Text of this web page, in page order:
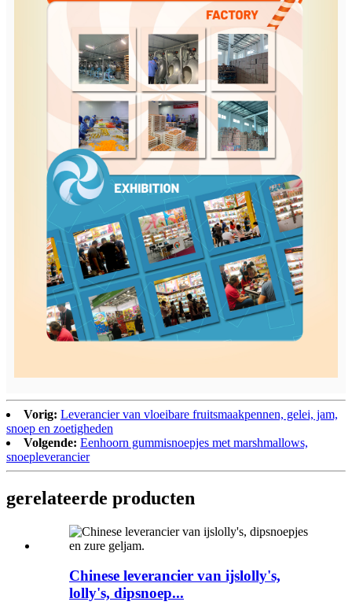
Vorig: Leverancier van vloeibare fruitsmaakpennen, gelei, jam,
snoep en zoetigheden
Volgende: Eenhoorn gummisnoepjes met marshmallows,
snoepleverancier
gerelateerde producten
Chinese leverancier van ijslolly's,
lolly's, dipsnoep...